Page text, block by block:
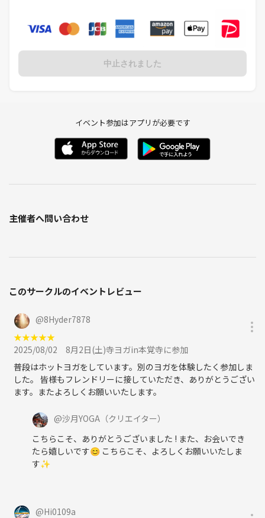
中止されました
イベント参加はアプリが必要です
主催者へ問い合わせ
このサークルのイベントレビュー
@8Hyder7878
★★★★★
2025/08/02
8月2日(土)寺ヨガin本覚寺に参加
普段はホットヨガをしています。別のヨガを体験したく参加しま
した。 皆様もフレンドリーに接していただき、ありがとうござい
ます。またよろしくお願いいたします。
@沙月YOGA （クリエイター）
こちらこそ、ありがとうございました ! また、お会いでき
たら嬉しいです😊 こちらこそ、よろしくお願いいたしま
す✨
@Hi0109a